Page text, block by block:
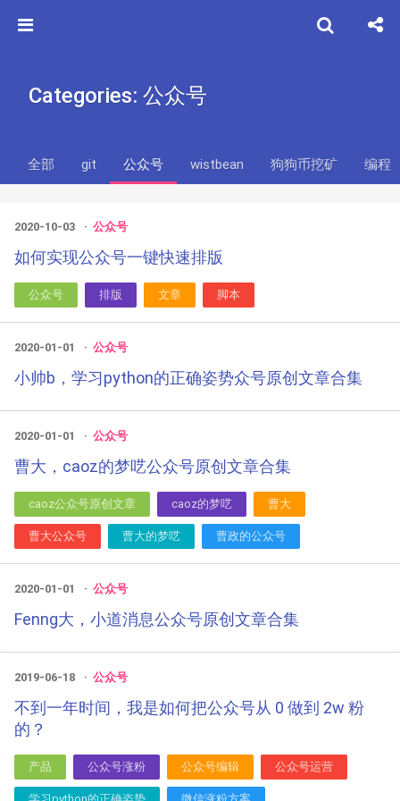
Categories: 公众号
全部 git 公众号 wistbean 狗狗币挖矿 编程
2020-10-03 公众号
如何实现公众号一键快速排版
公众号 排版 文章 脚本
2020-01-01 公众号
小帅b，学习python的正确姿势众号原创文章合集
2020-01-01 公众号
曹大，caoz的梦呓公众号原创文章合集
caoz公众号原创文章 caoz的梦呓 曹大
曹大公众号 曹大的梦呓 曹政的公众号
2020-01-01 公众号
Fenng大，小道消息公众号原创文章合集
2019-06-18 公众号
不到一年时间，我是如何把公众号从 0 做到 2w 粉
的？
产品 公众号涨粉 公众号编辑 公众号运营